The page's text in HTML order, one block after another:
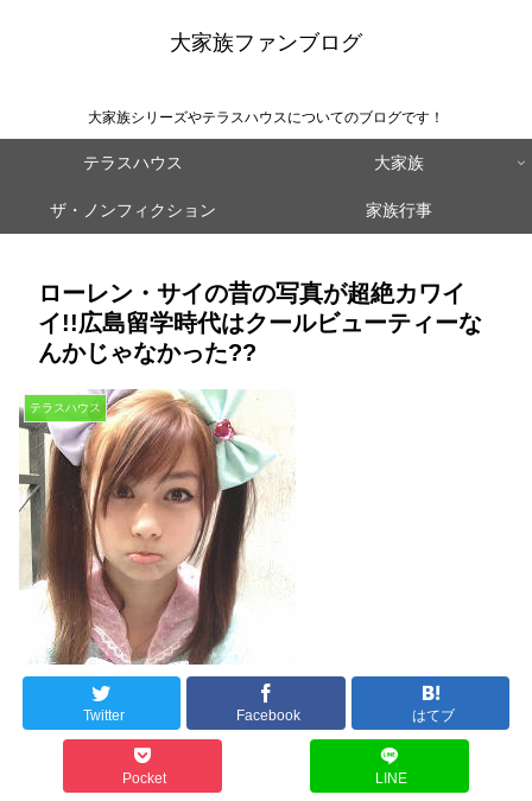
大家族ファンブログ
大家族シリーズやテラスハウスについてのブログです！
テラスハウス 大家族
ザ・ノンフィクション 家族行事
ローレン・サイの昔の写真が超絶カワイ
イ!!広島留学時代はクールビューティーな
んかじゃなかった??
テラスハウス
Twitter Facebook はてブ
Pocket LINE